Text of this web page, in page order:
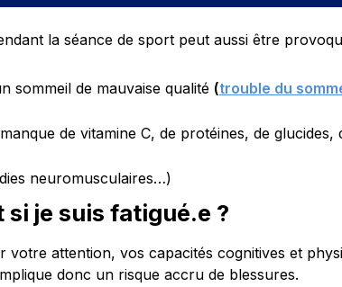
la séance de sport peut aussi être
sommeil de mauvaise qualité (trouble du
de vitamine C, de protéines, de glucides,
neuromusculaires…)
je suis fatigué.e ?
votre attention, vos capacités cognitives et
donc un risque accru de blessures.